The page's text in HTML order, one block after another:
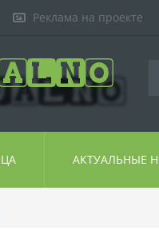
Реклама на проекте
АКТУАЛЬНЫЕ